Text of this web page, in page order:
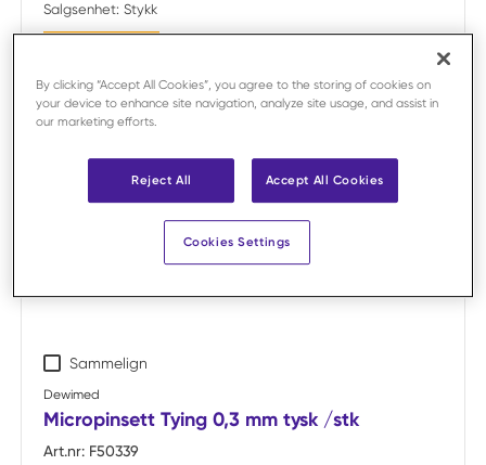
Salgsenhet: Stykk
Sammelign
Dewimed
Micropinsett Tying 0,3 mm tysk /stk
Art.nr: F50339
By clicking “Accept All Cookies”, you agree to the storing of cookies on
your device to enhance site navigation, analyze site usage, and assist in
our marketing efforts.
Reject All Accept All Cookies
Cookies Settings